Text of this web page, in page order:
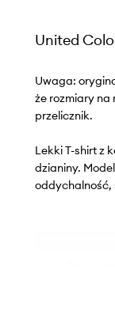
United
Uwaga:
że rozmiary na
przelicznik.
Lekki T-shirt z
dzianiny.
oddychalność,